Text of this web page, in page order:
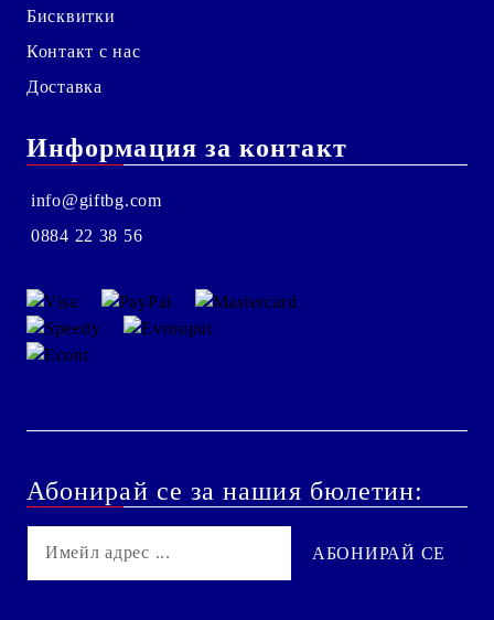
Бисквитки
Контакт с нас
Доставка
Информация за контакт
info@giftbg.com
0884 22 38 56
Абонирай се за нашия бюлетин: